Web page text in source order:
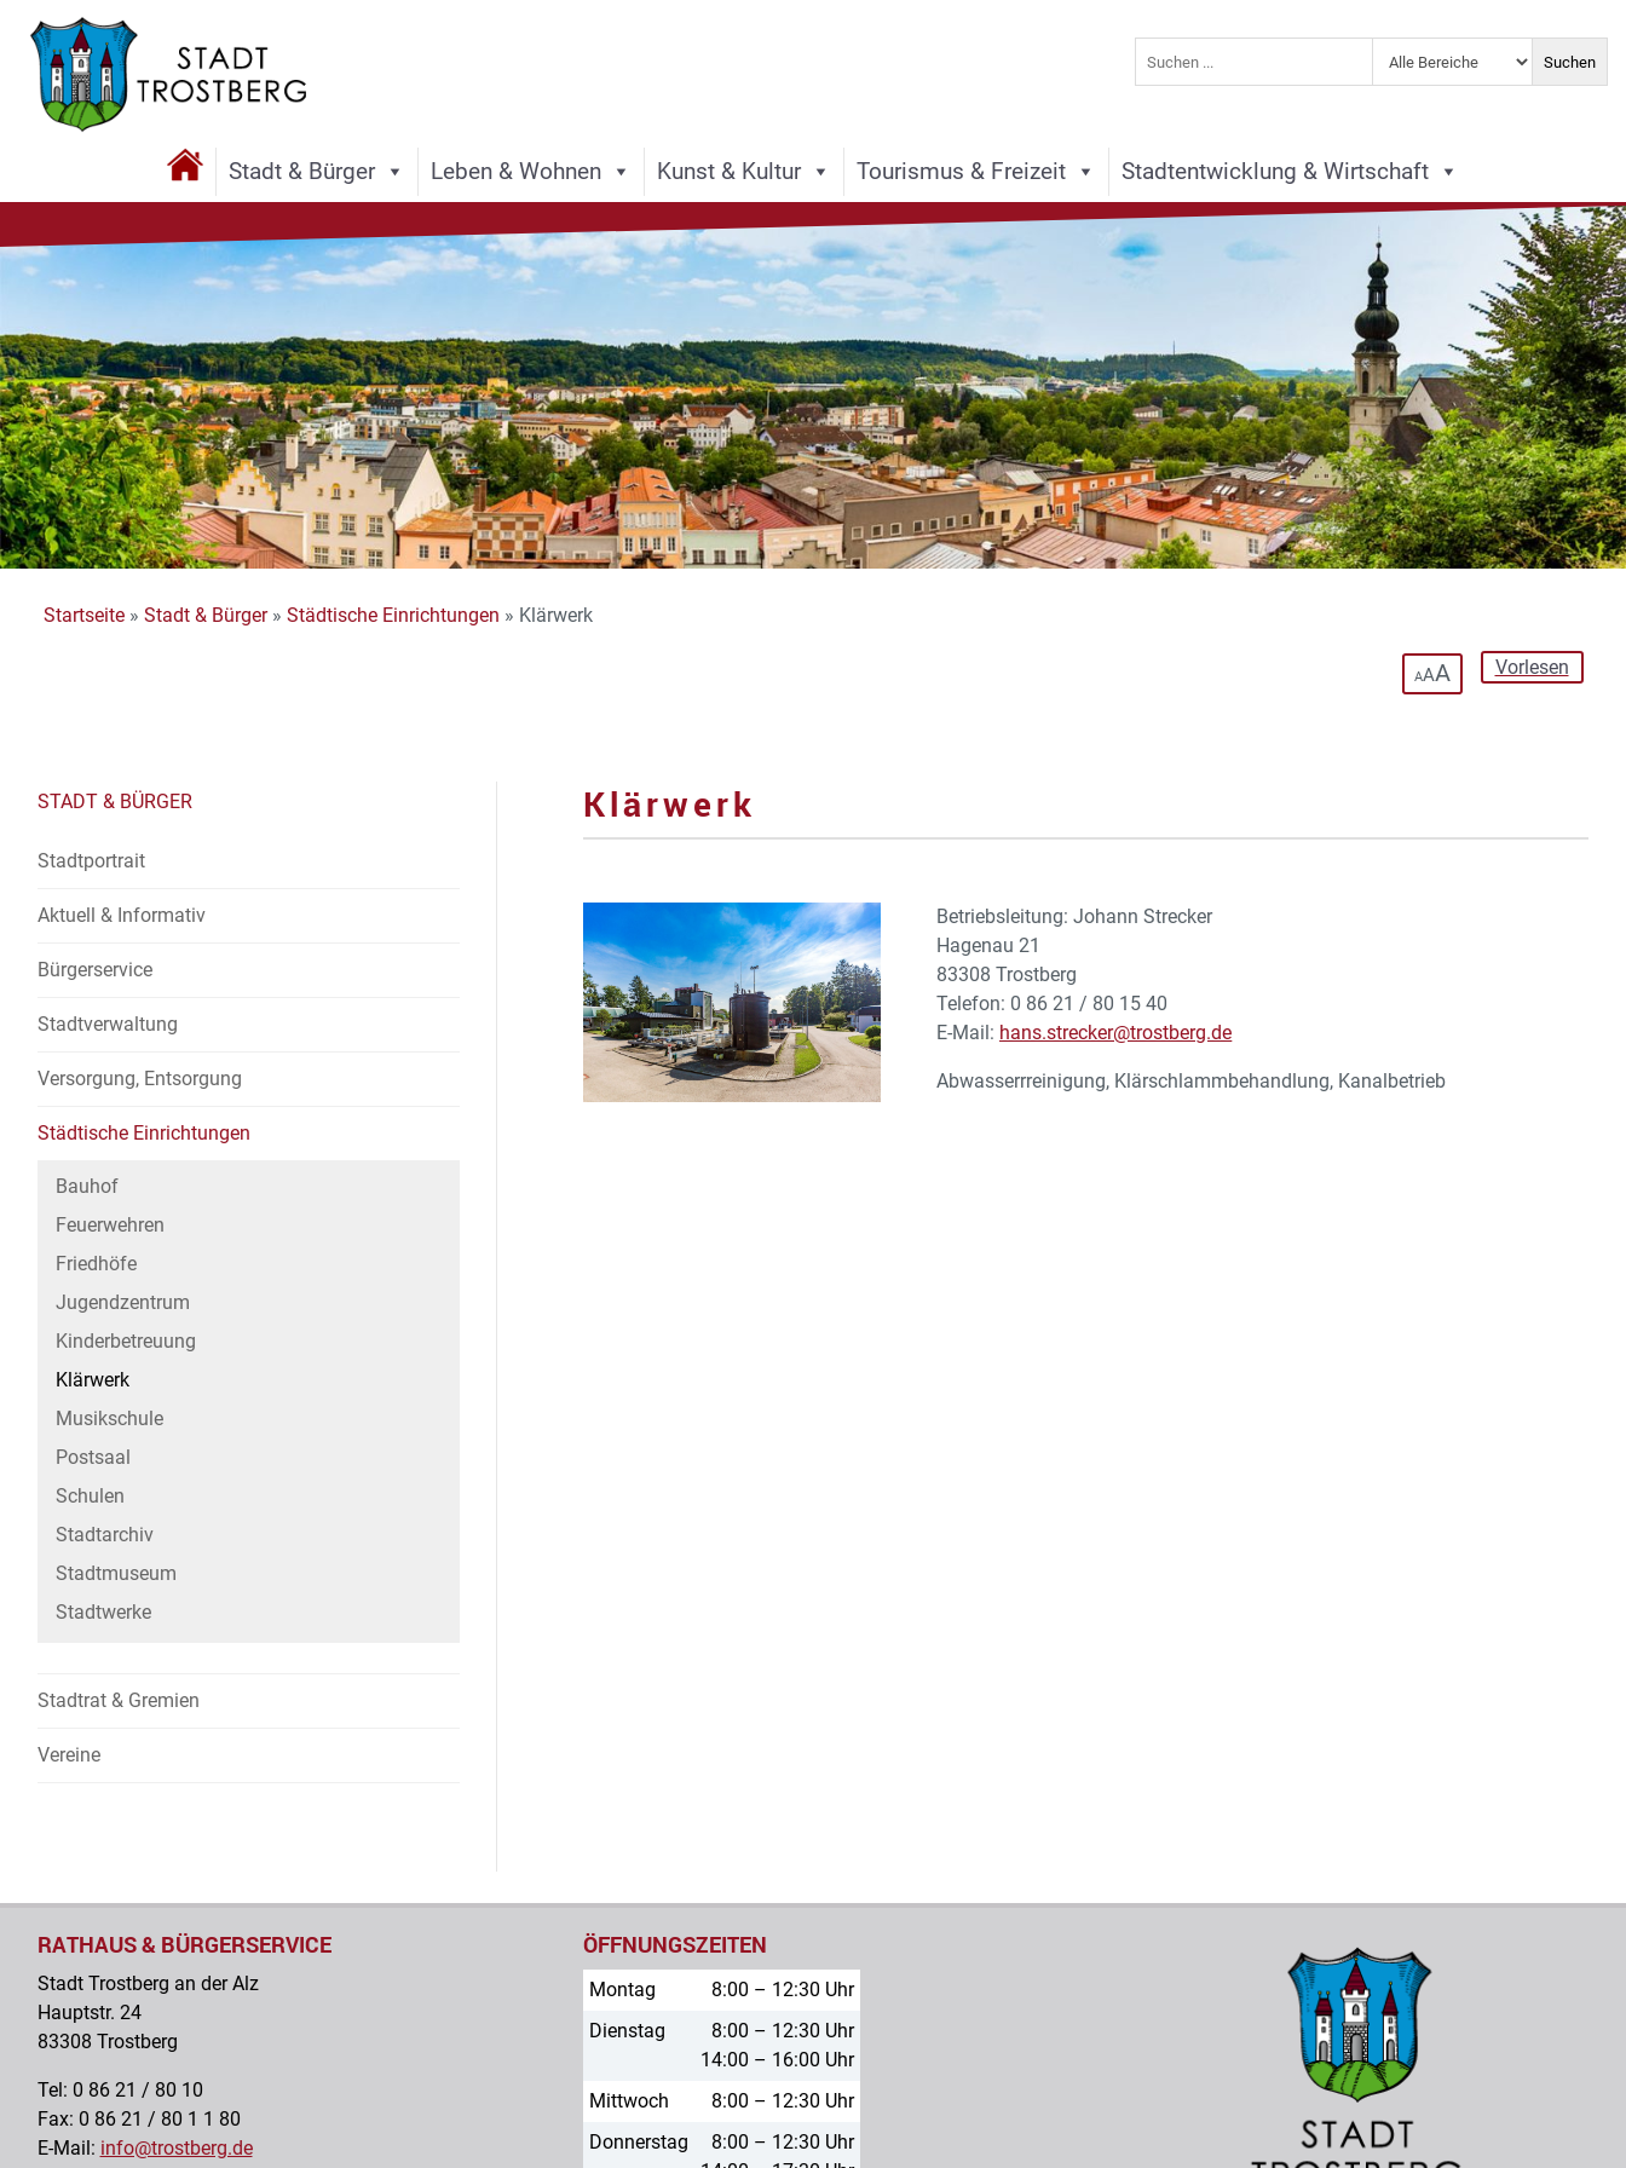
Stadt & Bürger Leben & Wohnen Kunst & Kultur Tourismus & Freizeit Stadtentwicklung & Wirtschaft
Startseite» Stadt & Bürger» Städtische Einrichtungen » Klärwerk
Vorlesen
AAA
STADT & BÜRGER
Stadtportrait
Aktuell & Informativ
Bürgerservice
Stadtverwaltung
Versorgung, Entsorgung
Städtische Einrichtungen
Bauhof
Feuerwehren
Friedhöfe
Jugendzentrum
Kinderbetreuung
Klärwerk
Musikschule
Postsaal
Schulen
Stadtarchiv
Stadtmuseum
Stadtwerke
Stadtrat & Gremien
Vereine
Klärwerk
Betriebsleitung: Johann Strecker
Hagenau 21
83308 Trostberg
Telefon: 0 86 21 / 80 15 40
E-Mail: hans.strecker@trostberg.de
Abwasserrreinigung, Klärschlammbehandlung, Kanalbetrieb
RATHAUS & BÜRGERSERVICE
Stadt Trostberg an der Alz
Hauptstr. 24
83308 Trostberg
Tel: 0 86 21 / 80 10
Fax: 0 86 21 / 80 1 1 80
E-Mail: info@trostberg.de
ÖFFNUNGSZEITEN
Montag
8:00 – 12:30 Uhr
Dienstag
8:00 – 12:30 Uhr
14:00 – 16:00 Uhr
Mittwoch
8:00 – 12:30 Uhr
Donnerstag
8:00 – 12:30 Uhr